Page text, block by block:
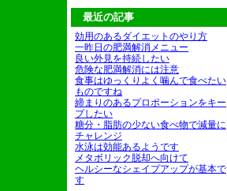
最近の記事
効用のあるダイエットのやり方
一昨日の肥満解消メニュー
良い外見を持続したい
危険な肥満解消には注意
食事はゆっくりよく噛んで食べたい
ものですね
締まりのあるプロポーションをキー
プしたい
糖分・脂肪の少ない食べ物で減量に
チャレンジ
水泳は効能あるようです
メタボリック脱却へ向けて
ヘルシーなシェイプアップが基本で
す